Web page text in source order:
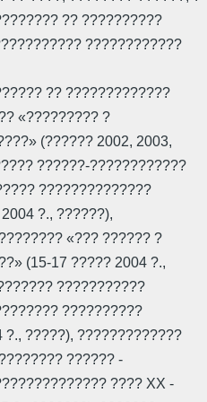
?? ??????????
????????????
?? ?????????????
«????????? ?
(?????? 2002, 2003,
??????-????????????
??????????????
?., ??????),
«??? ?????? ?
(15-17 ????? 2004 ?.,
???????????
??????????
?????), ?????????????
?????? -
???? XX -